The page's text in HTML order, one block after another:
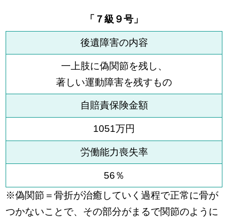
「７級９号」
後遺障害の内容
一上肢に偽関節を残し、
著しい運動障害を残すもの
自賠責保険金額
1051万円
労働能力喪失率
56％
※偽関節＝骨折が治癒していく過程で正常に骨が
つかないことで、その部分がまるで関節のように